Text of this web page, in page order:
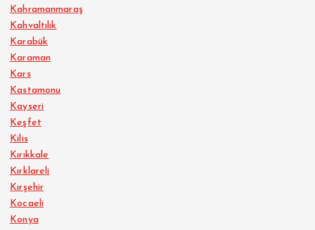
Kahramanmaraş
Kahvaltılık
Karabük
Karaman
Kars
Kastamonu
Kayseri
Keşfet
Kilis
Kırıkkale
Kırklareli
Kırşehir
Kocaeli
Konya